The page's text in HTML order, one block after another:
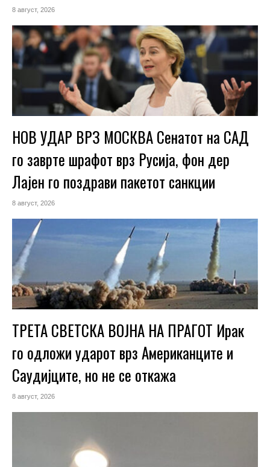
8 август, 2026
НОВ УДАР ВРЗ МОСКВА Сенатот на САД
го заврте шрафот врз Русија, фон дер
Лајен го поздрави пакетот санкции
8 август, 2026
ТРЕТА СВЕТСКА ВОЈНА НА ПРАГОТ Ирак
го одложи ударот врз Американците и
Саудијците, но не се откажа
8 август, 2026